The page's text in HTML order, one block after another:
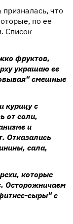
призналась, что
по ее
Список
фруктов,
украшаю ее
смешные
курицу с
от соли,
и
Отказались
сала,
которые
Осторожничаем
сыры" с